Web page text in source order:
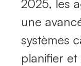
2025, les
une
systèmes
planifier